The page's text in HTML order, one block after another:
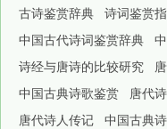
古诗鉴赏辞典
诗词鉴赏
中国古代诗词鉴赏辞典
诗经与唐诗的比较研究
中国古典诗歌鉴赏
唐代
唐代诗人传记
中国古典